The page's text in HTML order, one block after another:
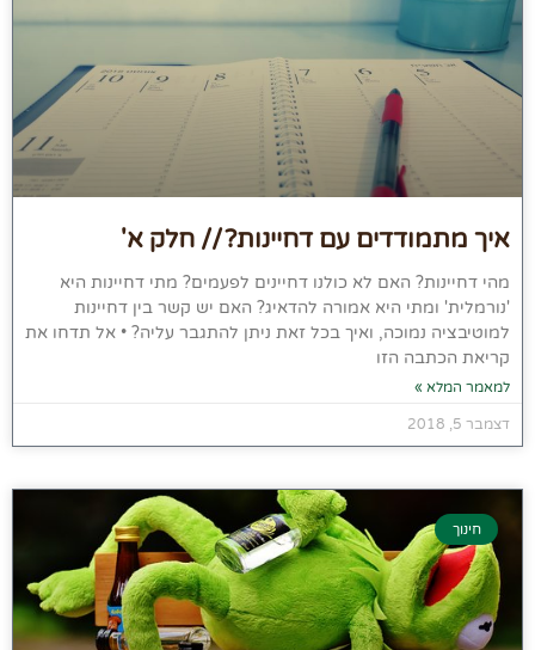
איך מתמודדים עם דחיינות? // חלק א'
מהי דחיינות? האם לא כולנו דחיינים לפעמים? מתי דחיינות היא
'נורמלית' ומתי היא אמורה להדאיג? האם יש קשר בין דחיינות
למוטיבציה נמוכה, ואיך בכל זאת ניתן להתגבר עליה? • אל תדחו את
קריאת הכתבה הזו
למאמר המלא »
דצמבר 5, 2018
חינוך